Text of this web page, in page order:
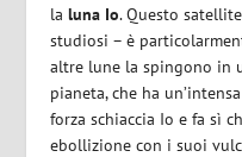
laluna Io. Questo
studiosi – è
altre lune la spingono in
pianeta, che ha
forza schiaccia Io e fa sì
ebollizione con i suoi